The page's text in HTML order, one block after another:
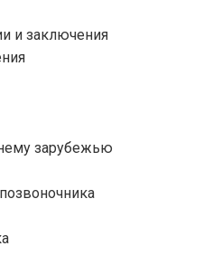
и заключения
зарубежью